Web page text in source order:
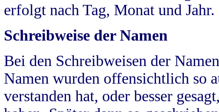
erfolgt nach Tag, Monat und Jahr.
Schreibweise der Namen
Bei den Schreibweisen der
Namen wurden offensichtlich so
verstanden hat, oder besser